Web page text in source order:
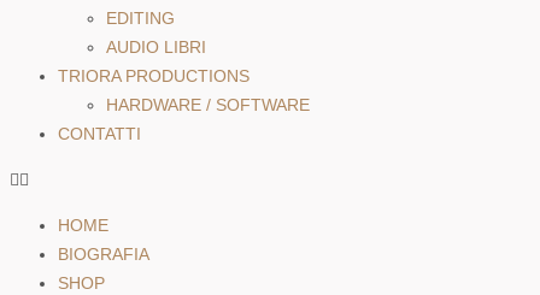
EDITING
AUDIO LIBRI
TRIORA PRODUCTIONS
HARDWARE / SOFTWARE
CONTATTI
HOME
BIOGRAFIA
SHOP